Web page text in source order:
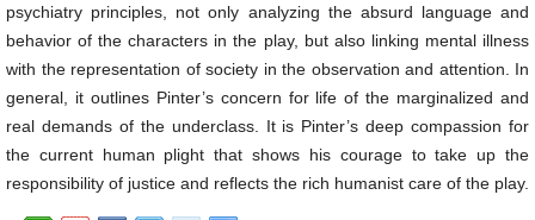
psychiatry principles, not only analyzing the absurd language and
behavior of the characters in the play, but also linking mental illness
with the representation of society in the observation and attention. In
general, it outlines Pinter’s concern for life of the marginalized and
real demands of the underclass. It is Pinter’s deep compassion for
the current human plight that shows his courage to take up the
responsibility of justice and reflects the rich humanist care of the play.